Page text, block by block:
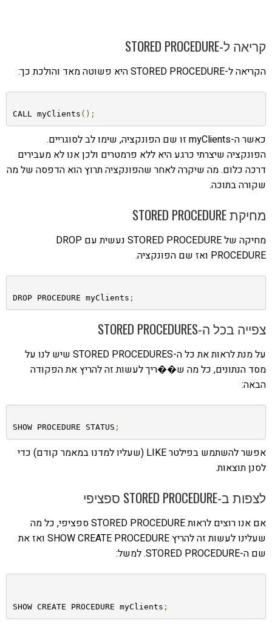
קריאה ל-STORED PROCEDURE
הקריאה ל-STORED PROCEDURE היא פשוטה מאד והולכת כך:
CALL myClients ();
כאשר ה-myClients זו שם הפונקציה, שימו לב לסוגריים.
הפונקציה שיצרתי כרגע היא ללא פרמטרים ולכן אנו לא מעבירים
דרכה כלום. מה שיקרה לאחר שהפונקציה תרוץ הוא הדפסה של מה
שקורה בתוכה.
מחיקת STORED PROCEDURE
מחיקה של STORED PROCEDURE נעשית עם DROP
PROCEDURE ואז שם הפונקציה.
DROP PROCEDURE myClients ;
צפייה בכל ה-STORED PROCEDURES
על מנת לראות את כל ה-STORED PROCEDURES שיש לנו על
מסד הנתונים, כל מה ש��ריך לעשות זה להריץ את הפקודה
הבאה:
SHOW PROCEDURE STATUS ;
אפשר להשתמש בפילטר LIKE (שעליו למדנו במאמר קודם) כדי
לסנן תוצאות.
לצפות ב-STORED PROCEDURE ספציפי
אם אנו רוצים לראות STORED PROCEDURE ספציפי, כל מה
שעלינו לעשות זה להריץ SHOW CREATE PROCEDURE ואז את
שם ה-STORED PROCEDURE. למשל:
SHOW CREATE PROCEDURE myClients ;